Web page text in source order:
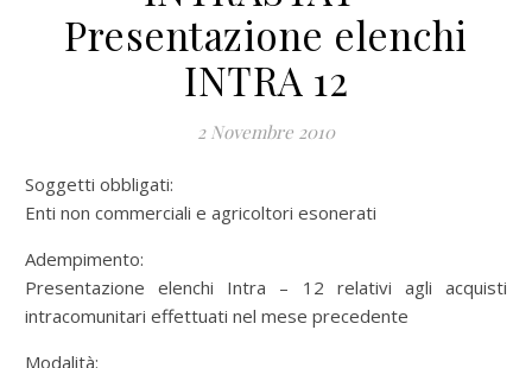
Presentazione elenchi
INTRA 12
2 Novembre 2010
Soggetti obbligati:
Enti non commerciali e agricoltori esonerati
Adempimento:
Presentazione elenchi Intra – 12 relativi agli acquisti
intracomunitari effettuati nel mese precedente
Modalità: